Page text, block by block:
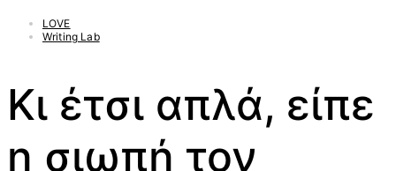
LOVE
Writing Lab
Κι έτσι απλά, είπε
η σιωπή τον